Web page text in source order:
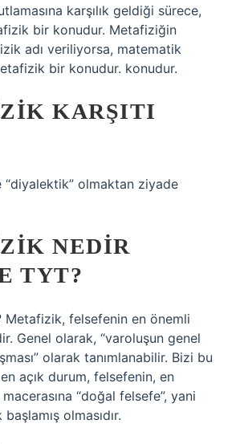
karşılık geldiği sürece,
bir konudur. Metafiziğin
adı veriliyorsa, matematik
bir konudur. konudur.
KARŞITI
olmaktan ziyade
NEDIR
TYT?
Metafizik, felsefenin en önemli
Genel olarak, “varoluşun genel
olarak tanımlanabilir. Bizi bu
açık durum, felsefenin, en
macerasına “doğal felsefe”, yani
olmasıdır.